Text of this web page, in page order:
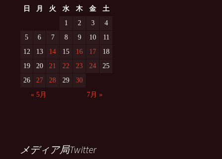
日
月 火 水 木 金
土
1
2 3
4
5
6 7 8 9 10
11
12
13 14 15 16 17
18
19
20 21 22 23 24
25
26
27 28 29
30
« 5月
7月 »
メディア局Twitter